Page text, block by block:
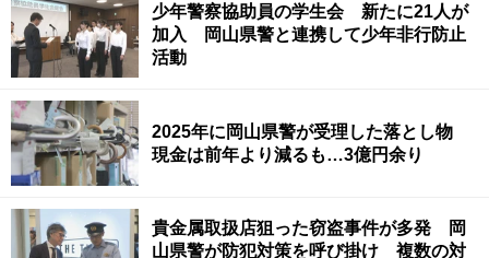
少年警察協助員の学生会 新たに21人が
加入 岡山県警と連携して少年非行防止
活動
2025年に岡山県警が受理した落とし物
現金は前年より減るも…3億円余り
貴金属取扱店狙った窃盗事件が多発 岡
山県警が防犯対策を呼び掛け 複数の対